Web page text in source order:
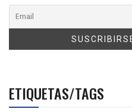
ETIQUETAS/TAGS